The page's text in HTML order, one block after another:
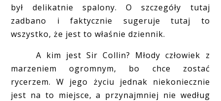
był delikatnie spalony. O szczegóły tutaj
zadbano i faktycznie sugeruje tutaj to
wszystko, że jest to właśnie dziennik.
A kim jest Sir Collin? Młody człowiek z
marzeniem ogromnym, bo chce zostać
rycerzem. W jego życiu jednak niekoniecznie
jest na to miejsce, a przynajmniej nie według